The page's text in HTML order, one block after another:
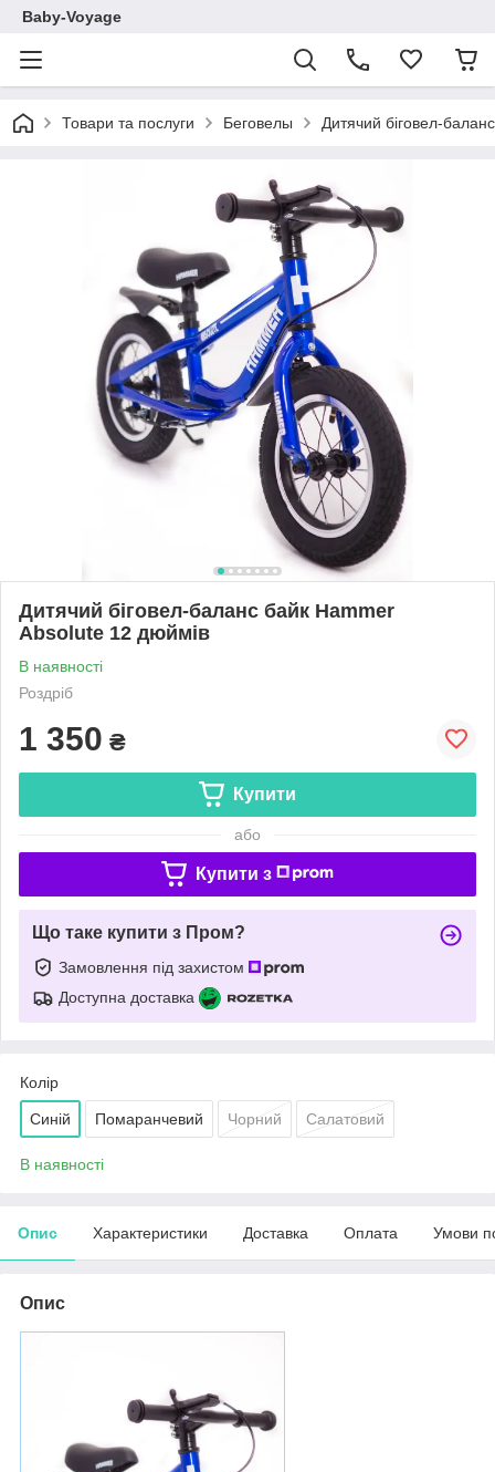
Baby-Voyage
Товари та послуги Беговелы Дитячий біговел-
Дитячий біговел-баланс байк Hammer
Absolute 12 дюймів
В наявності
Роздріб
1 350 ₴
Купити
або
Купити з
Що таке купити з Пром?
Замовлення під захистом
Доступна доставка
Колір
Синій Помаранчевий Чорний Салатовий
В наявності
Опис Характеристики Доставка Оплата Умови
Опис